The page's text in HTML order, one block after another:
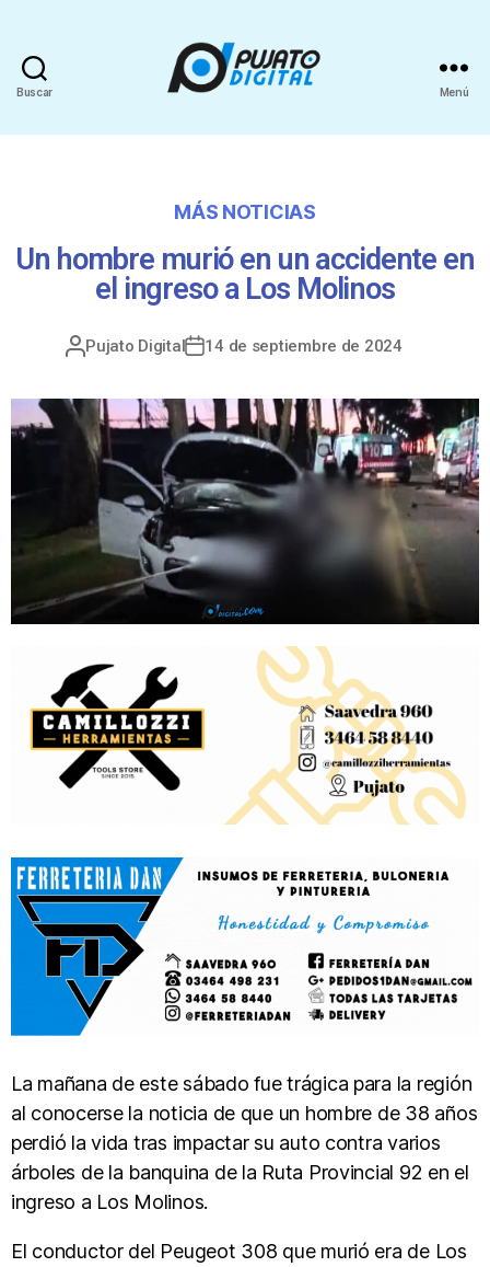
Buscar Menú
MÁS NOTICIAS
Un hombre murió en un accidente en
el ingreso a Los Molinos
Pujato Digital 14 de septiembre de 2024
La mañana de este sábado fue trágica para la región
al conocerse la noticia de que un hombre de 38 años
perdió la vida tras impactar su auto contra varios
árboles de la banquina de la Ruta Provincial 92 en el
ingreso a Los Molinos.
El conductor del Peugeot 308 que murió era de Los